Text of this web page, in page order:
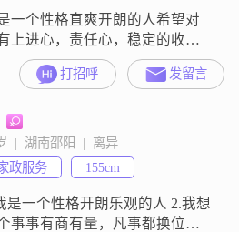
一个性格直爽开朗的人希望对
上进心，责任心，稳定的收入
望遇见一个满眼都是我，对我偏
人
打招呼 发留言
|  湖南邵阳  |  离异
政服务
155cm
是一个性格开朗乐观的人 2.我想
事事有商有量，凡事都换位思